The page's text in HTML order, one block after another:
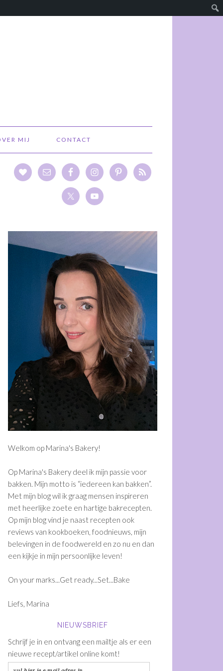
MIJ CONTACT
Welkom op Marina's Bakery!
Op Marina's Bakery deel ik mijn passie voor
bakken. Mijn motto is “iedereen kan bakken”.
Met mijn blog wil ik graag mensen inspireren
met heerlijke zoete en hartige bakrecepten.
Op mijn blog vind je naast recepten ook
reviews van kookboeken, foodnieuws, mijn
belevingen in de foodwereld en zo nu en dan
een kijkje in mijn persoonlijke leven!
On your marks...Get ready...Set...Bake
Liefs, Marina
NIEUWSBRIEF
Schrijf je in en ontvang een mailtje als er een
nieuwe recept/artikel online komt!
vul